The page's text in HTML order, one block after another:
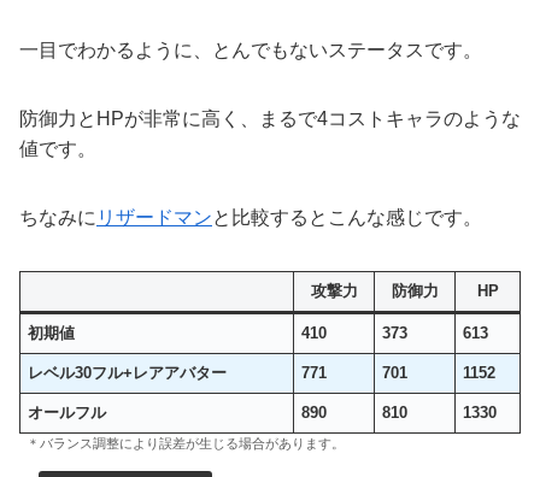
一目でわかるように、とんでもないステータスです。
防御力とHPが非常に高く、まるで4コストキャラのような
値です。
ちなみに リザードマンと比較するとこんな感じです。
攻撃力 防御力 HP
初期値 410 373 613
レベル30フル+レアアバター 771 701 1152
オールフル 890 810 1330
＊バランス調整により誤差が生じる場合があります。